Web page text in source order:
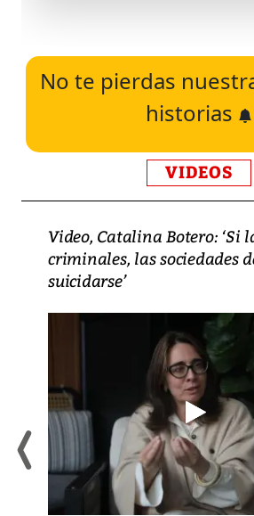
No te pierdas
historias
VIDEOS
Video, Catalina Botero: ‘Si
criminales, las sociedades
suicidarse’